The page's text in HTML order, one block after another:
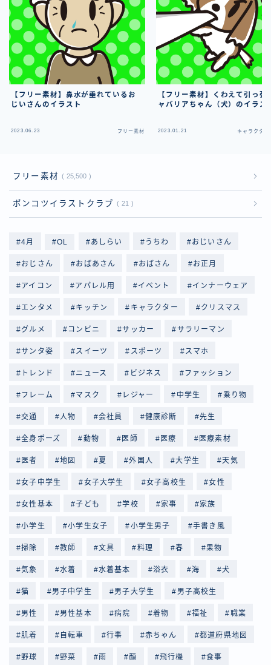
【フリー素材】鼻水が垂れているお
じいさんのイラスト
2023.06.23 フリー素材
【フリー素材】くわえて引っ張
ャバリアちゃん（犬）のイラス
2023.01.21 キャラクター
フリー素材 25,500
ポンコツイラストクラブ 21
4月 OL あしらい うちわ おじいさん
おじさん おばあさん おばさん お正月
アイコン アパレル用 イベント インナーウェア
エンタメ キッチン キャラクター クリスマス
グルメ コンビニ サッカー サラリーマン
サンタ姿 スイーツ スポーツ スマホ
トレンド ニュース ビジネス ファッション
フレーム マスク レジャー 中学生 乗り物
交通 人物 会社員 健康診断 先生
全身ポーズ 動物 医師 医療 医療素材
医者 地図 夏 外国人 大学生 天気
女子中学生 女子大学生 女子高校生 女性
女性基本 子ども 学校 家事 家族
小学生 小学生女子 小学生男子 手書き風
掃除 教師 文具 料理 春 果物
気象 水着 水着基本 浴衣 海 犬
猫 男子中学生 男子大学生 男子高校生
男性 男性基本 病院 着物 福祉 職業
肌着 自転車 行事 赤ちゃん 都道府県地図
野球 野菜 雨 顔 飛行機 食事